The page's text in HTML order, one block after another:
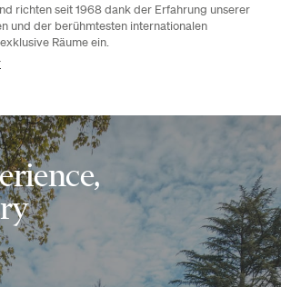
richten seit 1968 dank der Erfahrung unserer
und der berühmtesten internationalen
Räume ein.